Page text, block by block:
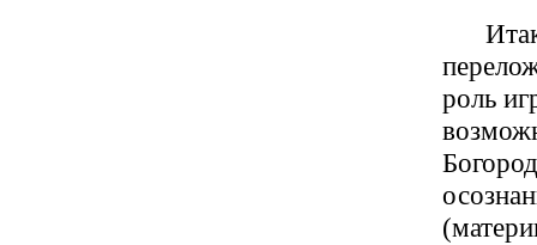
роль